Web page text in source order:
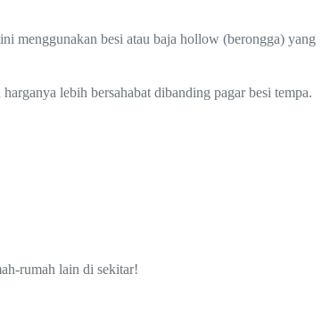
menggunakan besi atau baja hollow (berongga) yang
lebih bersahabat dibanding pagar besi tempa.
rumah lain di sekitar!